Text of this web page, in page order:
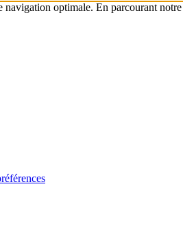
optimale. En parcourant